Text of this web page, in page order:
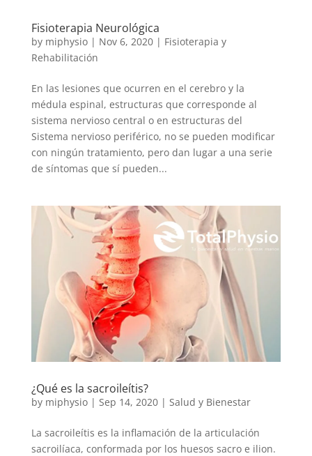
Fisioterapia Neurológica
by miphysio| Nov 6, 2020| Fisioterapia y
Rehabilitación
En las lesiones que ocurren en el cerebro y la
médula espinal, estructuras que corresponde al
sistema nervioso central o en estructuras del
Sistema nervioso periférico, no se pueden modificar
con ningún tratamiento, pero dan lugar a una serie
de síntomas que sí pueden...
¿Qué es la sacroileítis?
by miphysio| Sep 14, 2020| Salud y Bienestar
La sacroileítis es la inflamación de la articulación
sacroilíaca, conformada por los huesos sacro e ilion.